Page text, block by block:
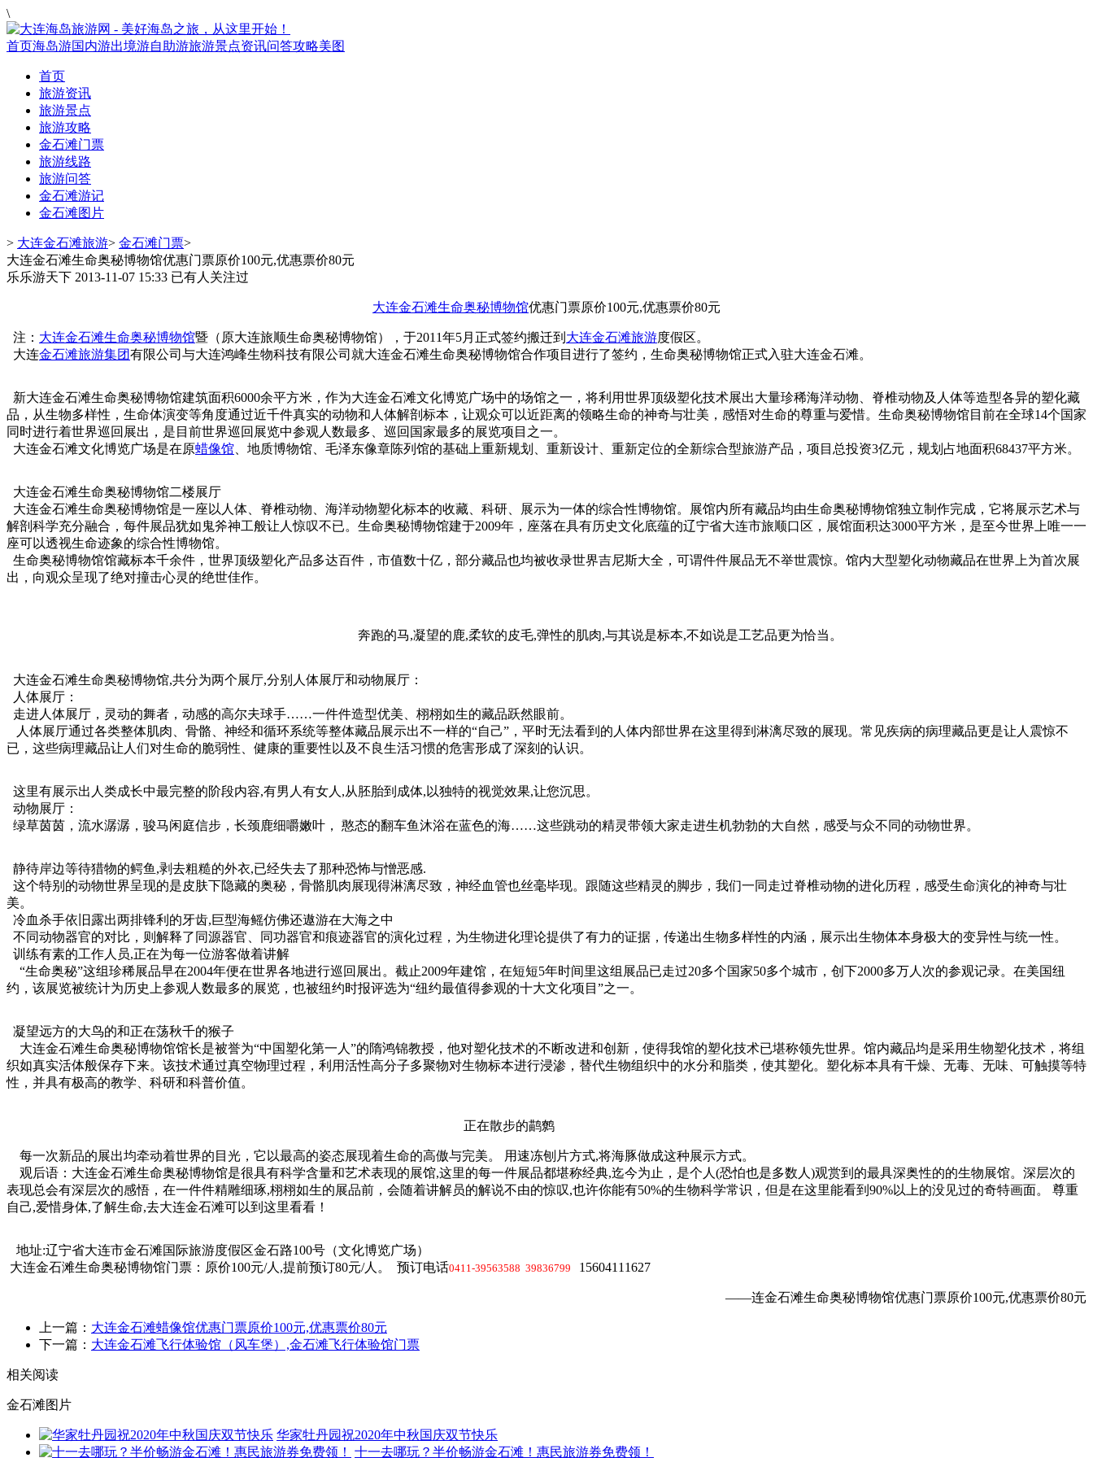
\
首页海岛游国内游出境游自助游旅游景点资讯问答攻略美图
首页
旅游资讯
旅游景点
旅游攻略
金石滩门票
旅游线路
旅游问答
金石滩游记
金石滩图片
> 大连金石滩旅游> 金石滩门票>
大连金石滩生命奥秘博物馆优惠门票原价100元,优惠票价80元
乐乐游天下 2013-11-07 15:33 已有人关注过
大连金石滩生命奥秘博物馆优惠门票原价100元,优惠票价80元
注： 大连金石滩生命奥秘博物馆暨（原大连旅顺生命奥秘博物馆），于2011年5月正式签约搬迁到 大连金石滩旅游度假区。
大连金石滩旅游集团有限公司与大连鸿峰生物科技有限公司就大连金石滩生命奥秘博物馆合作项目进行了签约，生命奥秘博物馆正式入驻大连金石滩。
新大连金石滩生命奥秘博物馆建筑面积6000余平方米，作为大连金石滩文化博览广场中的场馆之一，将利用世界顶级塑化技术展出大量珍稀海洋动物、脊椎动物及人体等造型各异的塑化藏
品，从生物多样性，生命体演变等角度通过近千件真实的动物和人体解剖标本，让观众可以近距离的领略生命的神奇与壮美，感悟对生命的尊重与爱惜。生命奥秘博物馆目前在全球14个国家
同时进行着世界巡回展出，是目前世界巡回展览中参观人数最多、巡回国家最多的展览项目之一。
大连金石滩文化博览广场是在原蜡像馆 、地质博物馆、毛泽东像章陈列馆的基础上重新规划、重新设计、重新定位的全新综合型旅游产品，项目总投资3亿元，规划占地面积68437平方米。
大连金石滩生命奥秘博物馆二楼展厅
大连金石滩生命奥秘博物馆是一座以人体、脊椎动物、海洋动物塑化标本的收藏、科研、展示为一体的综合性博物馆。展馆内所有藏品均由生命奥秘博物馆独立制作完成，它将展示艺术与
解剖科学充分融合，每件展品犹如鬼斧神工般让人惊叹不已。生命奥秘博物馆建于2009年，座落在具有历史文化底蕴的辽宁省大连市旅顺口区，展馆面积达3000平方米，是至今世界上唯一一
座可以透视生命迹象的综合性博物馆。
生命奥秘博物馆馆藏标本千余件，世界顶级塑化产品多达百件，市值数十亿，部分藏品也均被收录世界吉尼斯大全，可谓件件展品无不举世震惊。馆内大型塑化动物藏品在世界上为首次展
出，向观众呈现了绝对撞击心灵的绝世佳作。
奔跑的马,凝望的鹿,柔软的皮毛,弹性的肌肉,与其说是标本,不如说是工艺品更为恰当。
大连金石滩生命奥秘博物馆,共分为两个展厅,分别人体展厅和动物展厅：
人体展厅：
走进人体展厅，灵动的舞者，动感的高尔夫球手……一件件造型优美、栩栩如生的藏品跃然眼前。
人体展厅通过各类整体肌肉、骨骼、神经和循环系统等整体藏品展示出不一样的“自己”，平时无法看到的人体内部世界在这里得到淋漓尽致的展现。常见疾病的病理藏品更是让人震惊不
已，这些病理藏品让人们对生命的脆弱性、健康的重要性以及不良生活习惯的危害形成了深刻的认识。
这里有展示出人类成长中最完整的阶段内容,有男人有女人,从胚胎到成体,以独特的视觉效果,让您沉思。
动物展厅：
绿草茵茵，流水潺潺，骏马闲庭信步，长颈鹿细嚼嫩叶， 憨态的翻车鱼沐浴在蓝色的海……这些跳动的精灵带领大家走进生机勃勃的大自然，感受与众不同的动物世界。
静待岸边等待猎物的鳄鱼,剥去粗糙的外衣,已经失去了那种恐怖与憎恶感.
这个特别的动物世界呈现的是皮肤下隐藏的奥秘，骨骼肌肉展现得淋漓尽致，神经血管也丝毫毕现。跟随这些精灵的脚步，我们一同走过脊椎动物的进化历程，感受生命演化的神奇与壮
美。
冷血杀手依旧露出两排锋利的牙齿,巨型海鳐仿佛还遨游在大海之中
不同动物器官的对比，则解释了同源器官、同功器官和痕迹器官的演化过程，为生物进化理论提供了有力的证据，传递出生物多样性的内涵，展示出生物体本身极大的变异性与统一性。
训练有素的工作人员,正在为每一位游客做着讲解
“生命奥秘”这组珍稀展品早在2004年便在世界各地进行巡回展出。截止2009年建馆，在短短5年时间里这组展品已走过20多个国家50多个城市，创下2000多万人次的参观记录。在美国纽
约，该展览被统计为历史上参观人数最多的展览，也被纽约时报评选为“纽约最值得参观的十大文化项目”之一。
凝望远方的大鸟的和正在荡秋千的猴子
大连金石滩生命奥秘博物馆馆长是被誉为“中国塑化第一人”的隋鸿锦教授，他对塑化技术的不断改进和创新，使得我馆的塑化技术已堪称领先世界。馆内藏品均是采用生物塑化技术，将组
织如真实活体般保存下来。该技术通过真空物理过程，利用活性高分子多聚物对生物标本进行浸渗，替代生物组织中的水分和脂类，使其塑化。塑化标本具有干燥、无毒、无味、可触摸等特
性，并具有极高的教学、科研和科普价值。
正在散步的鹋鹩
每一次新品的展出均牵动着世界的目光，它以最高的姿态展现着生命的高傲与完美。 用速冻刨片方式,将海豚做成这种展示方式。
观后语：大连金石滩生命奥秘博物馆是很具有科学含量和艺术表现的展馆,这里的每一件展品都堪称经典,迄今为止，是个人(恐怕也是多数人)观赏到的最具深奥性的的生物展馆。深层次的
表现总会有深层次的感悟，在一件件精雕细琢,栩栩如生的展品前，会随着讲解员的解说不由的惊叹,也许你能有50%的生物科学常识，但是在这里能看到90%以上的没见过的奇特画面。 尊重
自己,爱惜身体,了解生命,去大连金石滩可以到这里看看！
地址:辽宁省大连市金石滩国际旅游度假区金石路100号（文化博览广场）
大连金石滩生命奥秘博物馆门票：原价100元/人,提前预订80元/人。 预订电话0411-39563588 39836799 15604111627
——连金石滩生命奥秘博物馆优惠门票原价100元,优惠票价80元
上一篇： 大连金石滩蜡像馆优惠门票原价100元,优惠票价80元
下一篇： 大连金石滩飞行体验馆（风车堡）,金石滩飞行体验馆门票
相关阅读
金石滩图片
华家牡丹园祝2020年中秋国庆双节快乐
十一去哪玩？半价畅游金石滩！惠民旅游券免费领！